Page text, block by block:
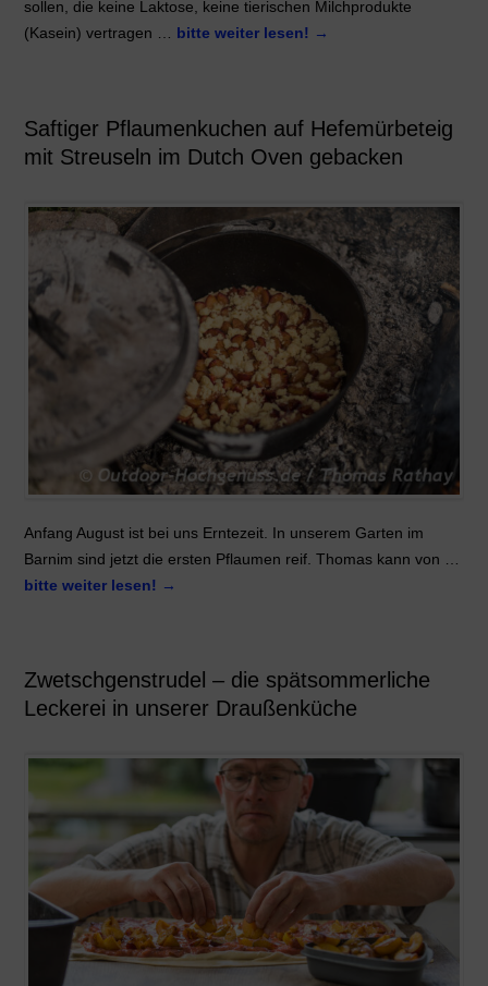
sollen, die keine Laktose, keine tierischen Milchprodukte
(Kasein) vertragen … bitte weiter lesen! →
Saftiger Pflaumenkuchen auf Hefemürbeteig
mit Streuseln im Dutch Oven gebacken
Anfang August ist bei uns Erntezeit. In unserem Garten im
Barnim sind jetzt die ersten Pflaumen reif. Thomas kann von …
bitte weiter lesen! →
Zwetschgenstrudel – die spätsommerliche
Leckerei in unserer Draußenküche